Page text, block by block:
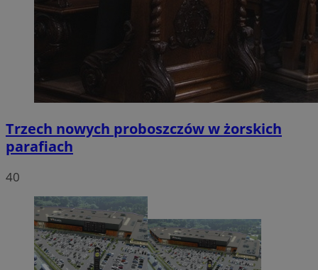
Trzech nowych proboszczów w żorskich
parafiach
40